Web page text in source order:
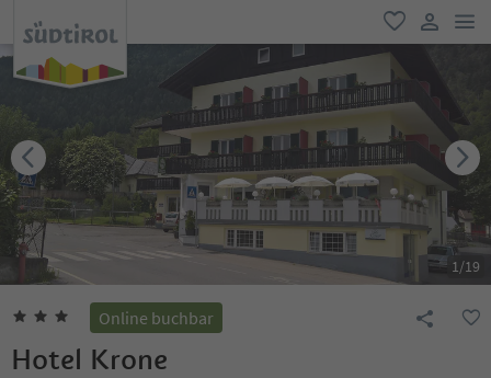
favorit
user link
1/19
Online buchbar
Hotel Krone